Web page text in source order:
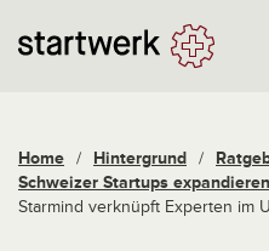
Home / Hintergrund /
Schweizer Startups
Starmind verknüpft Experten im